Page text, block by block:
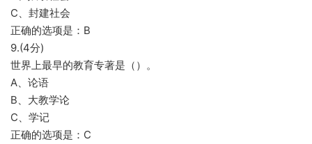
C、封建社会
正确的选项是：B
9.(4分)
世界上最早的教育专著是（）。
A、论语
B、大教学论
C、学记
正确的选项是：C